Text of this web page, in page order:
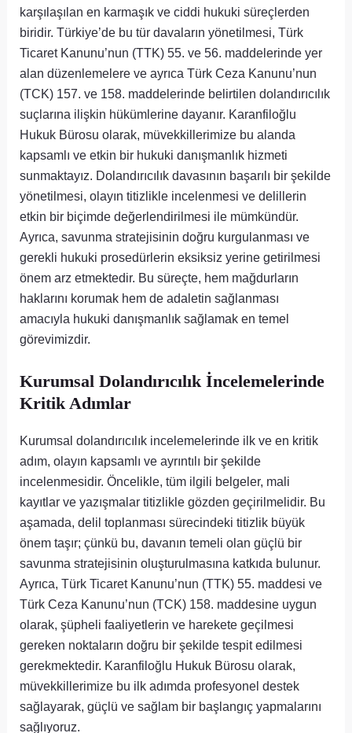
karşılaşılan en karmaşık ve ciddi hukuki süreçlerden
biridir. Türkiye’de bu tür davaların yönetilmesi, Türk
Ticaret Kanunu’nun (TTK) 55. ve 56. maddelerinde yer
alan düzenlemelere ve ayrıca Türk Ceza Kanunu’nun
(TCK) 157. ve 158. maddelerinde belirtilen dolandırıcılık
suçlarına ilişkin hükümlerine dayanır. Karanfiloğlu
Hukuk Bürosu olarak, müvekkillerimize bu alanda
kapsamlı ve etkin bir hukuki danışmanlık hizmeti
sunmaktayız. Dolandırıcılık davasının başarılı bir şekilde
yönetilmesi, olayın titizlikle incelenmesi ve delillerin
etkin bir biçimde değerlendirilmesi ile mümkündür.
Ayrıca, savunma stratejisinin doğru kurgulanması ve
gerekli hukuki prosedürlerin eksiksiz yerine getirilmesi
önem arz etmektedir. Bu süreçte, hem mağdurların
haklarını korumak hem de adaletin sağlanması
amacıyla hukuki danışmanlık sağlamak en temel
görevimizdir.
Kurumsal Dolandırıcılık İncelemelerinde
Kritik Adımlar
Kurumsal dolandırıcılık incelemelerinde ilk ve en kritik
adım, olayın kapsamlı ve ayrıntılı bir şekilde
incelenmesidir. Öncelikle, tüm ilgili belgeler, mali
kayıtlar ve yazışmalar titizlikle gözden geçirilmelidir. Bu
aşamada, delil toplanması sürecindeki titizlik büyük
önem taşır; çünkü bu, davanın temeli olan güçlü bir
savunma stratejisinin oluşturulmasına katkıda bulunur.
Ayrıca, Türk Ticaret Kanunu’nun (TTK) 55. maddesi ve
Türk Ceza Kanunu’nun (TCK) 158. maddesine uygun
olarak, şüpheli faaliyetlerin ve harekete geçilmesi
gereken noktaların doğru bir şekilde tespit edilmesi
gerekmektedir. Karanfiloğlu Hukuk Bürosu olarak,
müvekkillerimize bu ilk adımda profesyonel destek
sağlayarak, güçlü ve sağlam bir başlangıç yapmalarını
sağlıyoruz.